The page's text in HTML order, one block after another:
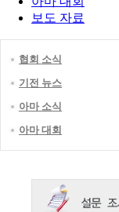
보도 자료
협회 소식
기전 뉴스
아마 소식
아마 대회